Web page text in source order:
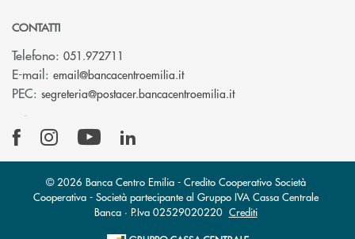
CONTATTI
Telefono: 051.972711
E-mail: email@bancacentroemilia.it(si apre l’app di posta
PEC: segreteria@postacer.bancacentroemilia.it(si apre l’app di
© 2026 Banca Centro Emilia - Credito Cooperativo Società
Cooperativa - Società partecipante al Gruppo IVA Cassa Centrale
Banca · P.Iva 02529020220 Crediti